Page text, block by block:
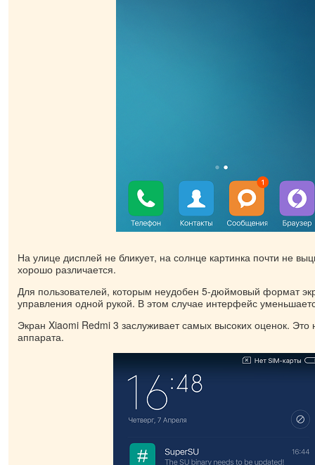
На улице дисплей не бликует, на солнце картинка почти не
хорошо различается.
Для пользователей, которым неудобен 5-дюймовый формат
управления одной рукой. В этом случае интерфейс
Экран Xiaomi Redmi 3 заслуживает самых высоких оценок.
аппарата.